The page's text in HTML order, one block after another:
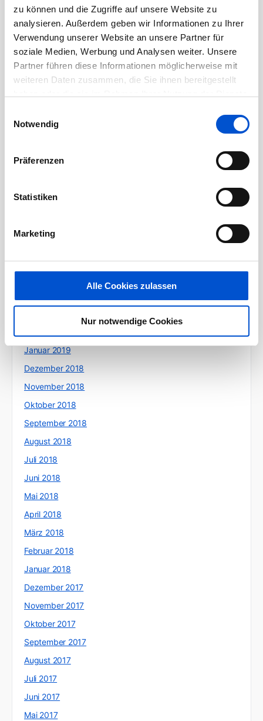
zu können und die Zugriffe auf unsere Website zu
analysieren. Außerdem geben wir Informationen zu Ihrer
Verwendung unserer Website an unsere Partner für
soziale Medien, Werbung und Analysen weiter. Unsere
Partner führen diese Informationen möglicherweise mit
weiteren Daten zusammen, die Sie ihnen bereitgestellt
Notwendig
Präferenzen
Statistiken
Marketing
Alle Cookies zulassen
Nur notwendige Cookies
Juli 2020
Juni 2020
Mai 2020
April 2020
März 2020
Januar 2020
Juli 2019
Juni 2019
Januar 2019
Dezember 2018
November 2018
Oktober 2018
September 2018
August 2018
Juli 2018
Juni 2018
Mai 2018
April 2018
März 2018
Februar 2018
Januar 2018
Dezember 2017
November 2017
Oktober 2017
September 2017
August 2017
Juli 2017
Juni 2017
Mai 2017